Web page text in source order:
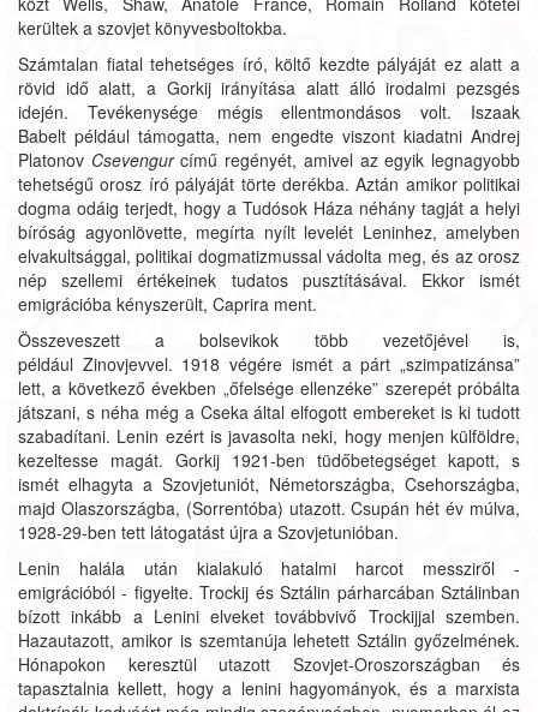
kerültek a szovjet könyvesboltokba.
Számtalan fiatal tehetséges író, költő kezdte pályáját ez alatt a
rövid idő alatt, a Gorkij irányítása alatt álló irodalmi pezsgés
idején. Tevékenysége mégis ellentmondásos volt. Iszaak
Babelt például támogatta, nem engedte viszont kiadatni Andrej
Platonov Csevengurcímű regényét, amivel az egyik legnagyobb
tehetségű orosz író pályáját törte derékba. Aztán amikor politikai
dogma odáig terjedt, hogy a Tudósok Háza néhány tagját a helyi
bíróság agyonlövette, megírta nyílt levelét Leninhez, amelyben
elvakultsággal, politikai dogmatizmussal vádolta meg, és az orosz
nép szellemi értékeinek tudatos pusztításával. Ekkor ismét
emigrációba kényszerült, Caprira ment.
Összeveszett a bolsevikok több vezetőjével is,
például Zinovjevvel. 1918 végére ismét a párt „szimpatizánsa”
lett, a következő években „őfelsége ellenzéke” szerepét próbálta
játszani, s néha még a Cseka által elfogott embereket is ki tudott
szabadítani. Lenin ezért is javasolta neki, hogy menjen külföldre,
kezeltesse magát. Gorkij 1921-ben tüdőbetegséget kapott, s
ismét elhagyta a Szovjetuniót, Németországba, Csehországba,
majd Olaszországba, (Sorrentóba) utazott. Csupán hét év múlva,
1928-29-ben tett látogatást újra a Szovjetunióban.
Lenin halála után kialakuló hatalmi harcot messziről -
emigrációból - figyelte. Trockij és Sztálin párharcában Sztálinban
bízott inkább a Lenini elveket továbbvivő Trockijjal szemben.
Hazautazott, amikor is szemtanúja lehetett Sztálin győzelmének.
Hónapokon keresztül utazott Szovjet-Oroszországban és
tapasztalnia kellett, hogy a lenini hagyományok, és a marxista